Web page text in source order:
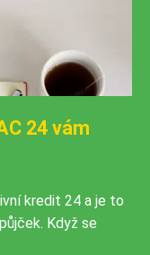
24 vám
kredit 24 a je to
Když se